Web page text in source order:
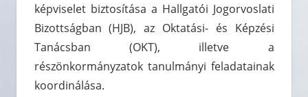
képviselet biztosítása a Hallgatói Jogorvoslati
Bizottságban (HJB), az Oktatási- és Képzési
Tanácsban (OKT), illetve a
részönkormányzatok tanulmányi feladatainak
koordinálása.